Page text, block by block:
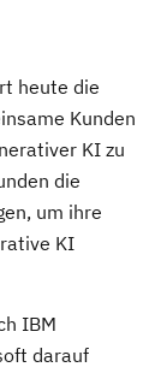
heute die
Kunden
KI zu
die
um ihre
KI
IBM
darauf